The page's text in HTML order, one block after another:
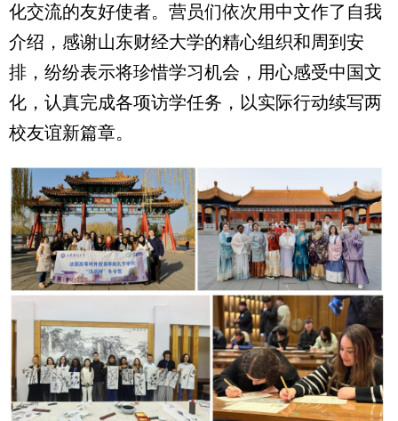
化交流的友好使者。营员们依次用中文作了自我
介绍，感谢山东财经大学的精心组织和周到安
排，纷纷表示将珍惜学习机会，用心感受中国文
化，认真完成各项访学任务，以实际行动续写两
校友谊新篇章。